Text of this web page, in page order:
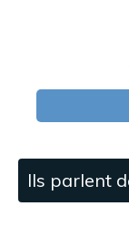
Ils parlent